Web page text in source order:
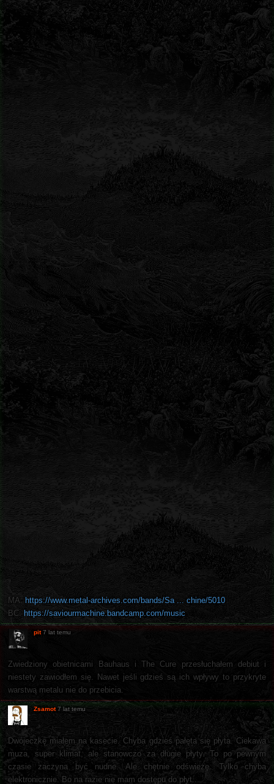
MA: https://www.metal-archives.com/bands/Sa ... chine/5010
BC: https://saviourmachine.bandcamp.com/music
pit 7 lat temu
Zwiedziony obietnicami Bauhaus i The Cure przesłuchałem debiut i
niestety zawiodłem się. Nawet jeśli gdzieś są ich wpływy to przykryte
warstwą metalu nie do przebicia.
Zsamot 7 lat temu
Dwójeczkę miałem na kasecie. Chyba gdzieś pałęta się płyta. Ciekawa
muza, super klimat, ale stanowczo za długie płyty. To po pewnym
czasie zaczyna być nudne. Ale chętnie odświeżę. Tylko chyba
elektronicznie. Bo na razie nie mam dostępu do płyt...